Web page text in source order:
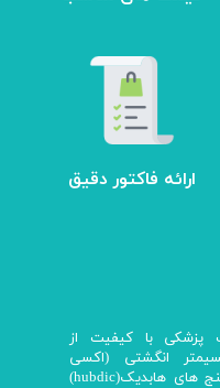
ارائه فاکتور دقیق
پزشکی با کیفیت از
انگشتی (اکسی
واچ) چویسمد (choicemmed)، تب سنج های هابدیک(hubdic)